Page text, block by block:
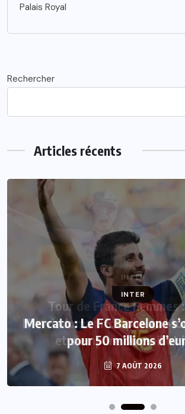
Palais Royal
Rechercher
Articles récents
INTER
Mercato : Le FC Barcelone
pour 50 millions
7 AOÛT 2026